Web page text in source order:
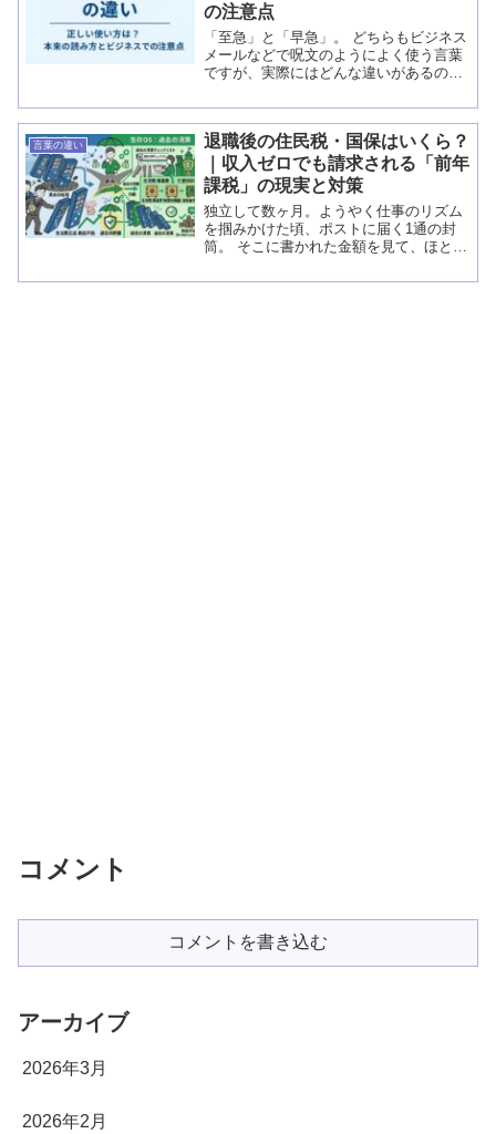
の注意点
「至急」と「早急」。 どちらもビジネス
メールなどで呪文のようによく使う言葉
ですが、実際にはどんな違いがあるので
う” と読むのが本来ですが、 “そうきゅ
う” とも読めてしまいますよね！？ 正し
い知...
言葉の違い
退職後の住民税・国保はいくら？
｜収入ゼロでも請求される「前年
課税」の現実と対策
独立して数ヶ月。ようやく仕事のリズム
を掴みかけた頃、ポストに届く1通の封
筒。 そこに書かれた金額を見て、ほとん
に、なぜこんなに払うのか？」 これは例
コメント
コメントを書き込む
アーカイブ
2026年3月
2026年2月